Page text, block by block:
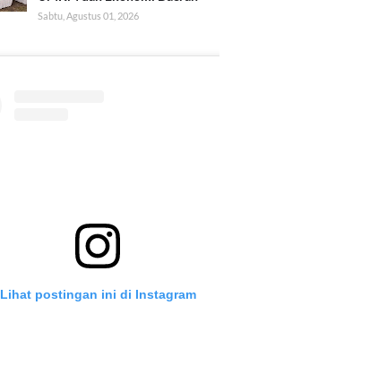
Sabtu, Agustus 01, 2026
Lihat postingan ini di Instagram